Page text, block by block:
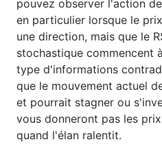
pouvez observer l'action
en particulier lorsque le
une direction, mais que le
stochastique commencent
type d'informations
que le mouvement actuel
et pourrait stagner ou
vous donneront pas les
quand l'élan ralentit.